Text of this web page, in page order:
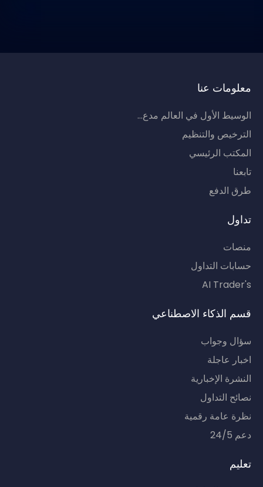
معلومات عنا
الوسيط الأول في العالم مدع...
الترخيص والتنظيم
المكتب الرئيسي
تابعنا
طرق الدفع
تداول
منصات
حسابات التداول
AI Trader's
قسم الذكاء الاصطناعي
سؤال وجواب
اخبار عاجلة
النشرة الإخبارية
نصائح التداول
نظرة عامة رقمية
دعم 24/5
تعليم